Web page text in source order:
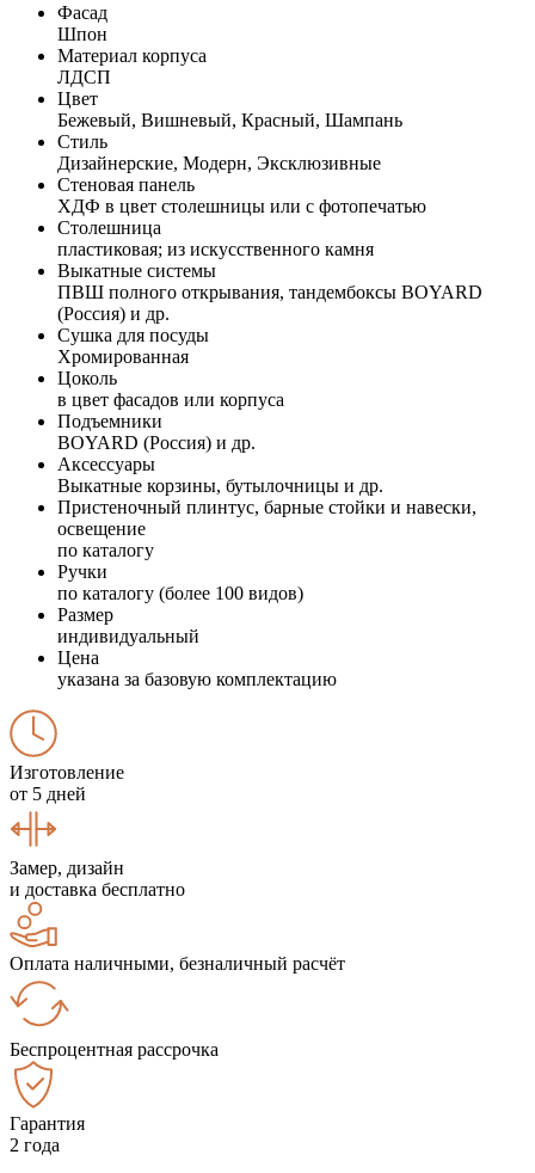
Фасад
Шпон
Материал корпуса
ЛДСП
Цвет
Бежевый, Вишневый, Красный, Шампань
Стиль
Дизайнерские, Модерн, Эксклюзивные
Стеновая панель
ХДФ в цвет столешницы или с фотопечатью
Столешница
пластиковая; из искусственного камня
Выкатные системы
ПВШ полного открывания, тандембоксы BOYARD
(Россия) и др.
Сушка для посуды
Хромированная
Цоколь
в цвет фасадов или корпуса
Подъемники
BOYARD (Россия) и др.
Аксессуары
Выкатные корзины, бутылочницы и др.
Пристеночный плинтус, барные стойки и навески,
освещение
по каталогу
Ручки
по каталогу (более 100 видов)
Размер
индивидуальный
Цена
указана за базовую комплектацию
Изготовление
от 5 дней
Замер, дизайн
и доставка бесплатно
Оплата наличными, безналичный расчёт
Беспроцентная рассрочка
Гарантия
2 года